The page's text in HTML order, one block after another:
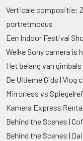
Verticale compositie:
portretmodus
Een Indoor Festival
Welke Sony camera is
Het belang van
De Ultieme Gids | Vlog
Mirrorless vs
Kamera Express
Behind the Scenes |
Behind the Scenes |